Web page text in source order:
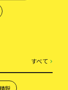
すべて
鋭